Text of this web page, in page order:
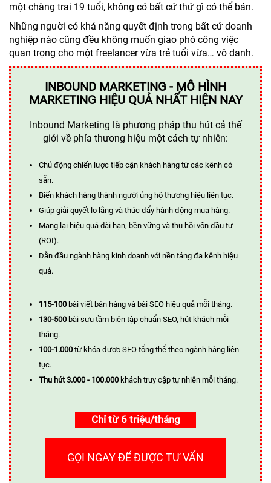
một chàng trai 19 tuổi, không có bất cứ thứ gì có thể bán.
Những người có khả năng quyết định trong bất cứ doanh
nghiệp nào cũng đều không muốn giao phó công việc
quan trọng cho một freelancer vừa trẻ tuổi vừa… vô danh.
INBOUND MARKETING - MÔ HÌNH
MARKETING HIỆU QUẢ NHẤT HIỆN NAY
Inbound Marketing là phương pháp thu hút cả thế
giới về phía thương hiệu một cách tự nhiên:
Chủ động chiến lược tiếp cận khách hàng từ các kênh có
sẵn.
Biến khách hàng thành người ủng hộ thương hiệu liên tục.
Giúp giải quyết lo lắng và thúc đẩy hành động mua hàng.
Mang lại hiệu quả dài hạn, bền vững và thu hồi vốn đầu tư
(ROI).
Dẫn đầu ngành hàng kinh doanh với nền tảng đa kênh hiệu
quả.
115-100 bài viết bán hàng và bài SEO hiệu quả mỗi tháng.
130-500 bài sưu tầm biên tập chuẩn SEO, hút khách mỗi
tháng.
100-1.000 từ khóa được SEO tổng thể theo ngành hàng liên
tục.
Thu hút 3.000 - 100.000 khách truy cập tự nhiên mỗi tháng.
Chỉ từ 6 triệu/tháng
GỌI NGAY ĐỂ ĐƯỢC TƯ VẤN